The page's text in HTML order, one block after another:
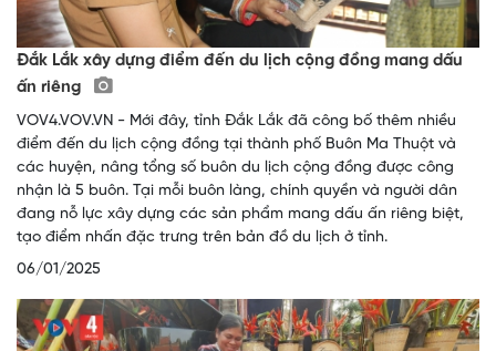
Đắk Lắk xây dựng điểm đến du lịch cộng đồng mang dấu
ấn riêng
VOV4.VOV.VN - Mới đây, tỉnh Đắk Lắk đã công bố thêm nhiều
điểm đến du lịch cộng đồng tại thành phố Buôn Ma Thuột và
các huyện, nâng tổng số buôn du lịch cộng đồng được công
nhận là 5 buôn. Tại mỗi buôn làng, chính quyền và người dân
đang nỗ lực xây dựng các sản phẩm mang dấu ấn riêng biệt,
tạo điểm nhấn đặc trưng trên bản đồ du lịch ở tỉnh.
06/01/2025